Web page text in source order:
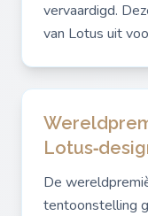
vervaardigd.
van Lotus uit
De
tentoonstelling